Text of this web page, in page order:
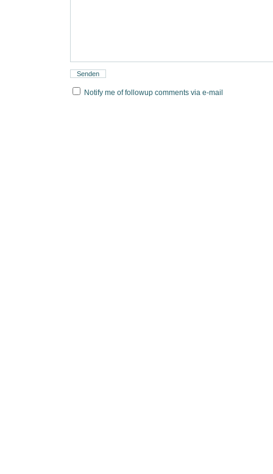
Notify me of followup comments via e-mail